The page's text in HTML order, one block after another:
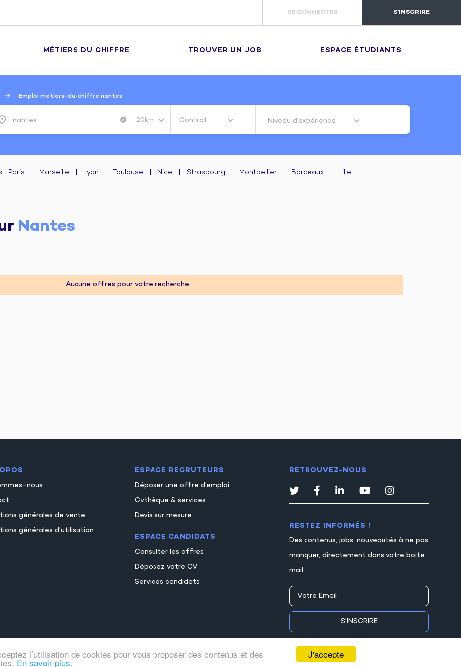
J'accepte
l’utilisation de cookies pour vous proposer des contenus et des
En savoir plus.
SE CONNECTER S'INSCRIRE
MÉTIERS DU CHIFFRE TROUVER UN JOB ESPACE ÉTUDIANTS
Emploi metiers-du-chiffre nantes
cancel 20km Contrat Niveau d'expérience
Paris Marseille Lyon Toulouse Nice Strasbourg Montpellier Bordeaux Lille
Nantes
Aucune offres pour votre recherche
nous
générales de vente
générales d'utilisation
ESPACE RECRUTEURS
Déposer une offre d’emploi
Cvthèque & services
Devis sur mesure
ESPACE CANDIDATS
Consulter les offres
Déposez votre CV
Services candidats
RETROUVEZ-NOUS
RESTEZ INFORMÉS !
Des contenus, jobs, nouveautés à ne pas
manquer, directement dans votre boite
mail
S'INSCRIRE
© Comptajob ●